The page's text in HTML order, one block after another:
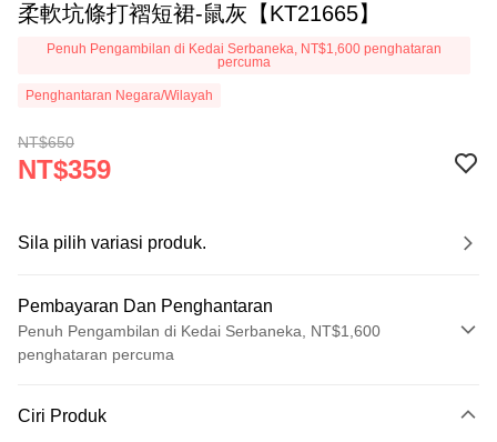
柔軟坑條打褶短裙-鼠灰【KT21665】
Penuh Pengambilan di Kedai Serbaneka, NT$1,600 penghataran
percuma
Penghantaran Negara/Wilayah
NT$650
NT$359
Sila pilih variasi produk.
Pembayaran Dan Penghantaran
Penuh Pengambilan di Kedai Serbaneka, NT$1,600
penghataran percuma
Kad Kredit (Bayaran Penuh)
Ciri Produk